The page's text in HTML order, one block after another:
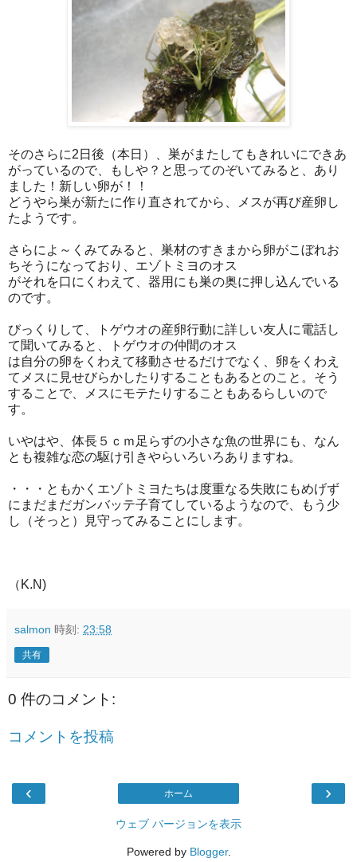
そのさらに2日後（本日）、巣がまたしてもきれいにできあ
がっているので、もしや？と思ってのぞいてみると、あり
ました！新しい卵が！！
どうやら巣が新たに作り直されてから、メスが再び産卵し
たようです。
さらによ～くみてみると、巣材のすきまから卵がこぼれお
ちそうになっており、エゾトミヨのオス
がそれを口にくわえて、器用にも巣の奥に押し込んでいる
のです。
びっくりして、トゲウオの産卵行動に詳しい友人に電話し
て聞いてみると、トゲウオの仲間のオス
は自分の卵をくわえて移動させるだけでなく、卵をくわえ
てメスに見せびらかしたりすることもあるとのこと。そう
することで、メスにモテたりすることもあるらしいので
す。
いやはや、体長５ｃｍ足らずの小さな魚の世界にも、なん
とも複雑な恋の駆け引きやらいろいろありますね。
・・・ともかくエゾトミヨたちは度重なる失敗にもめげず
にまだまだガンバッテ子育てしているようなので、もう少
し（そっと）見守ってみることにします。
（K.N)
salmon 時刻: 23:58
共有
0 件のコメント:
コメントを投稿
‹ ›
ホーム
ウェブ バージョンを表示
Powered by Blogger.